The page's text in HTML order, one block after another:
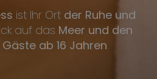
ist Ihr Ort der Ruhe und
auf das Meer und den
ab 16 Jahren.